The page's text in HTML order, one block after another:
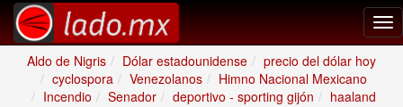
Aldo de Nigris
Dólar estadounidense
precio del dólar hoy
cyclospora
Venezolanos
Himno Nacional Mexicano
Incendio
Senador deportivo - sporting gijón haaland